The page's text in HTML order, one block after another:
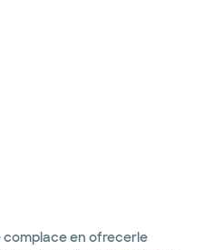
complace en ofrecerle